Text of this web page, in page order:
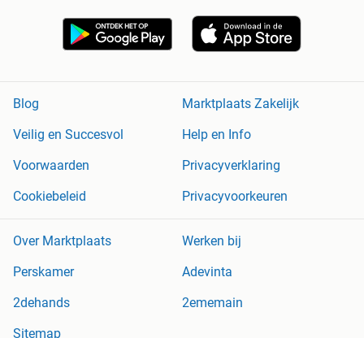
Blog
Marktplaats Zakelijk
Veilig en Succesvol
Help en Info
Voorwaarden
Privacyverklaring
Cookiebeleid
Privacyvoorkeuren
Over Marktplaats
Werken bij
Perskamer
Adevinta
2dehands
2ememain
Sitemap